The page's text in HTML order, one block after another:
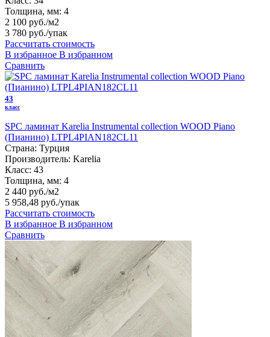
Толщина, мм: 4
2 100 руб./м2
3 780 руб./упак
Рассчитать стоимость
В избранное В избранном
Сравнить
43
класс
SPC ламинат Karelia Instrumental collection WOOD Piano
(Пианино) LTPL4PIAN182CL11
Страна: Турция
Производитель: Karelia
Класс: 43
Толщина, мм: 4
2 440 руб./м2
5 958,48 руб./упак
Рассчитать стоимость
В избранное В избранном
Сравнить